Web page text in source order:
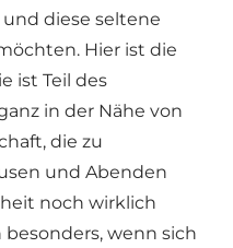
und diese seltene
Hier ist die
ist Teil des
in der Nähe von
die zu
und Abenden
noch wirklich
wenn sich